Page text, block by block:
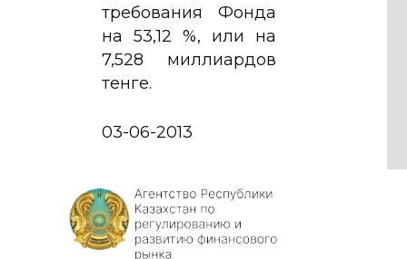
требования Фонда
на 53,12 %, или на
7,528 миллиардов
тенге.
03-06-2013